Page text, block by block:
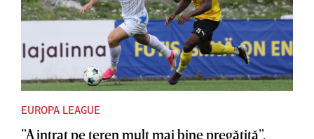
EUROPA LEAGUE
”A intrat pe teren mult mai bine pregătită”.